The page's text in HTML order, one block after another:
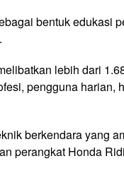
bentuk edukasi
lebih dari
pengguna harian,
berkendara yang
perangkat Honda